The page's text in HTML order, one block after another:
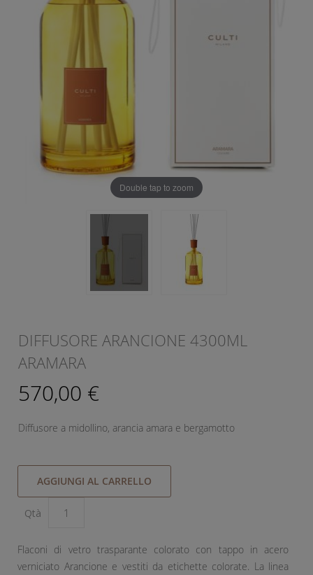
DIFFUSORE ARANCIONE 4300ML
ARAMARA
570,00 €
Diffusore a midollino, arancia amara e bergamotto
AGGIUNGI AL CARRELLO
Qtà
Flaconi di vetro trasparante colorato con tappo in acero
verniciato Arancione e vestiti da etichette colorate. La linea
Double tap to zoom